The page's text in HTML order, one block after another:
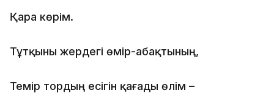
Қара көрім.
Тұтқыны жердегі өмір-абақтының,
Темір тордың есігін қағады өлім –